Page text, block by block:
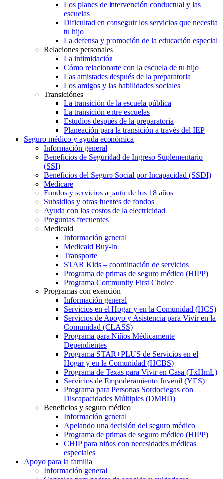
Los planes de intervención conductual y las
escuelas
Dificultad en conseguir los servicios que necesita
tu hijo
La defensa y promoción de la educación especial
Relaciones personales
La intimidación
Cómo relacionarte con la escuela de tu hijo
Las amistades después de la preparatoria
Los amigos y las habilidades sociales
Transiciónes
La transición de la escuela pública
La transición entre escuelas
Estudios después de la preparatoria
Planeación para la transición a través del IEP
Seguro médico y ayuda económica
Información general
Beneficios de Seguridad de Ingreso Suplementario
(SSI)
Beneficios del Seguro Social por Incapacidad (SSDI)
Medicare
Fondos y servicios a partir de los 18 años
Subsidios y otras fuentes de fondos
Ayuda con los costos de la electricidad
Preguntas frecuentes
Medicaid
Información general
Medicaid Buy-In
Transporte
STAR Kids – coordinación de servicios
Programa de primas de seguro médico (HIPP)
Programa Community First Choice
Programas con exención
Información general
Servicios en el Hogar y en la Comunidad (HCS)
Servicios de Apoyo y Asistencia para Vivir en la
Comunidad (CLASS)
Programa para Niños Médicamente
Dependientes
Programa STAR+PLUS de Servicios en el
Hogar y en la Comunidad (HCBS)
Programa de Texas para Vivir en Casa (TxHmL)
Servicios de Empoderamiento Juvenil (YES)
Programa para Personas Sordociegas con
Discapacidades Múltiples (DMBD)
Beneficios y seguro médico
Información general
Apelando una decisión del seguro médico
Programa de primas de seguro médico (HIPP)
CHIP para niños con necesidades médicas
especiales
Apoyo para la familia
Información general